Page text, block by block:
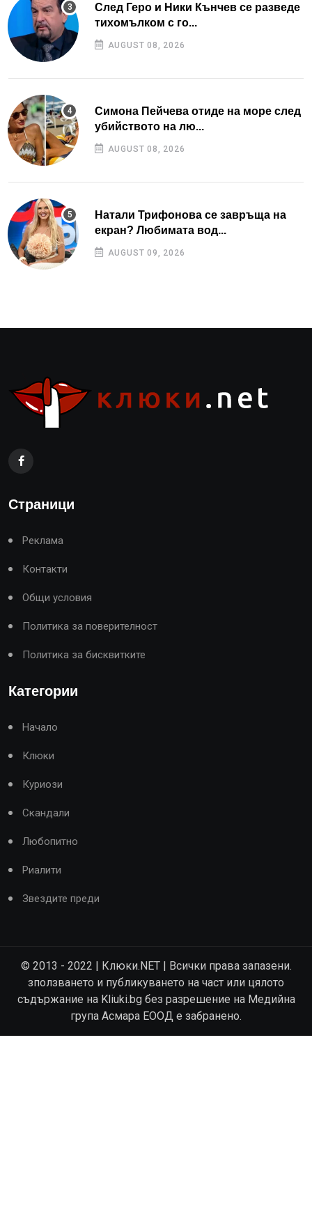
След Геро и Ники Кънчев се разведе
тихомълком с го...
AUGUST 08, 2026
Симона Пейчева отиде на море след
убийството на лю...
AUGUST 08, 2026
Натали Трифонова се завръща на
екран? Любимата вод...
AUGUST 09, 2026
Страници
Реклама
Контакти
Общи условия
Политика за поверителност
Политика за бисквитките
Категории
Начало
Клюки
Куриози
Скандали
Любопитно
Риалити
Звездите преди
© 2013 - 2022 | Клюки.NET | Всички права запазени.
зползването и публикуването на част или цялото
съдържание на Kliuki.bg без разрешение на Медийна
група Асмара ЕООД е забранено.